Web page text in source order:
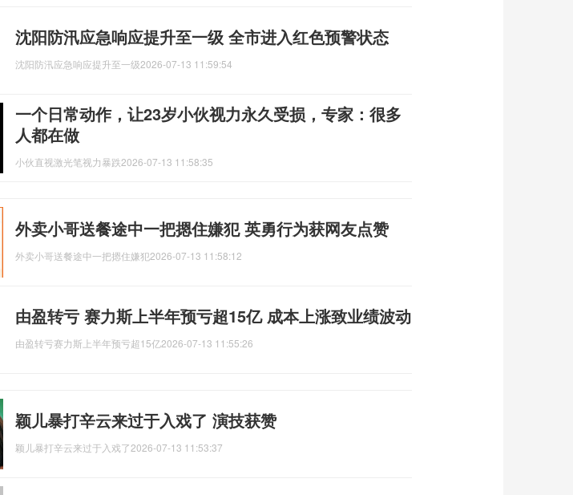
沈阳防汛应急响应提升至一级 全市进入红色预警状态
沈阳防汛应急响应提升至一级2026-07-13 11:59:54
一个日常动作，让23岁小伙视力永久受损，专家：很多
人都在做
小伙直视激光笔视力暴跌2026-07-13 11:58:35
外卖小哥送餐途中一把摁住嫌犯 英勇行为获网友点赞
外卖小哥送餐途中一把摁住嫌犯2026-07-13 11:58:12
由盈转亏 赛力斯上半年预亏超15亿 成本上涨致业绩波动
由盈转亏赛力斯上半年预亏超15亿2026-07-13 11:55:26
颖儿暴打辛云来过于入戏了 演技获赞
颖儿暴打辛云来过于入戏了2026-07-13 11:53:37